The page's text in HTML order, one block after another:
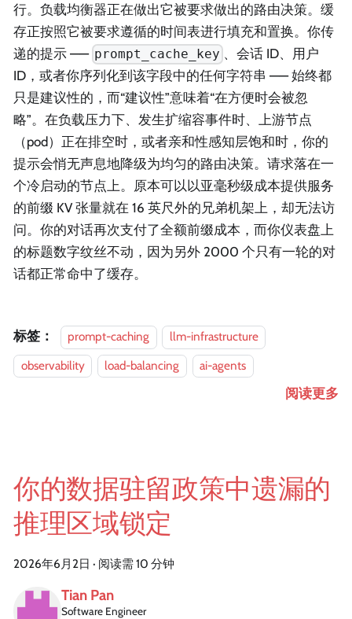
行。负载均衡器正在做出它被要求做出的路由决策。缓
存正按照它被要求遵循的时间表进行填充和置换。你传
递的提示 —— prompt_cache_key 、会话 ID、用户
ID，或者你序列化到该字段中的任何字符串 —— 始终都
只是建议性的，而“建议性”意味着“在方便时会被忽
略”。在负载压力下、发生扩缩容事件时、上游节点
（pod）正在排空时，或者亲和性感知层饱和时，你的
提示会悄无声息地降级为均匀的路由决策。请求落在一
个冷启动的节点上。原本可以以亚毫秒级成本提供服务
的前缀 KV 张量就在 16 英尺外的兄弟机架上，却无法访
问。你的对话再次支付了全额前缀成本，而你仪表盘上
的标题数字纹丝不动，因为另外 2000 个只有一轮的对
话都正常命中了缓存。
标签： prompt-caching
llm-infrastructure
observability
load-balancing ai-agents
阅读更多
你的数据驻留政策中遗漏的
推理区域锁定
2026年6月2日 · 阅读需 10 分钟
Tian Pan
Software Engineer